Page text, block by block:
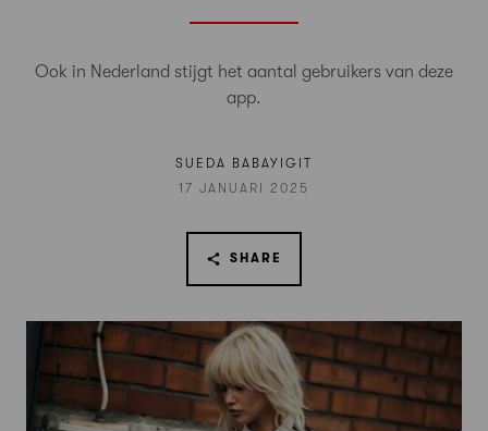
Ook in Nederland stijgt het aantal gebruikers van deze
app.
SUEDA BABAYIGIT
17 JANUARI 2025
SHARE